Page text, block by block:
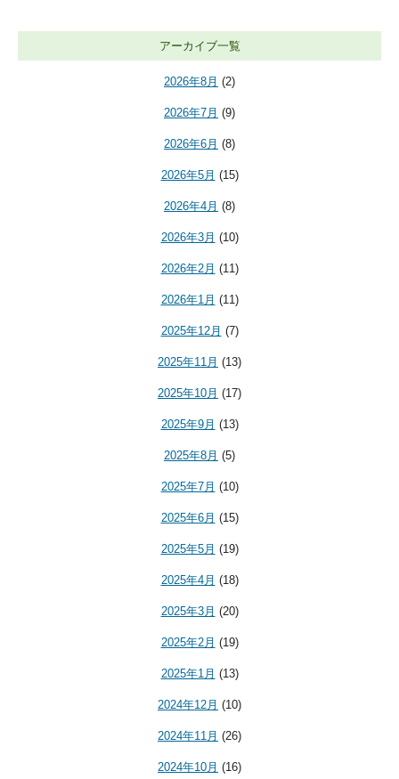
アーカイブ一覧
2026年8月 (2)
2026年7月 (9)
2026年6月 (8)
2026年5月 (15)
2026年4月 (8)
2026年3月 (10)
2026年2月 (11)
2026年1月 (11)
2025年12月 (7)
2025年11月 (13)
2025年10月 (17)
2025年9月 (13)
2025年8月 (5)
2025年7月 (10)
2025年6月 (15)
2025年5月 (19)
2025年4月 (18)
2025年3月 (20)
2025年2月 (19)
2025年1月 (13)
2024年12月 (10)
2024年11月 (26)
2024年10月 (16)